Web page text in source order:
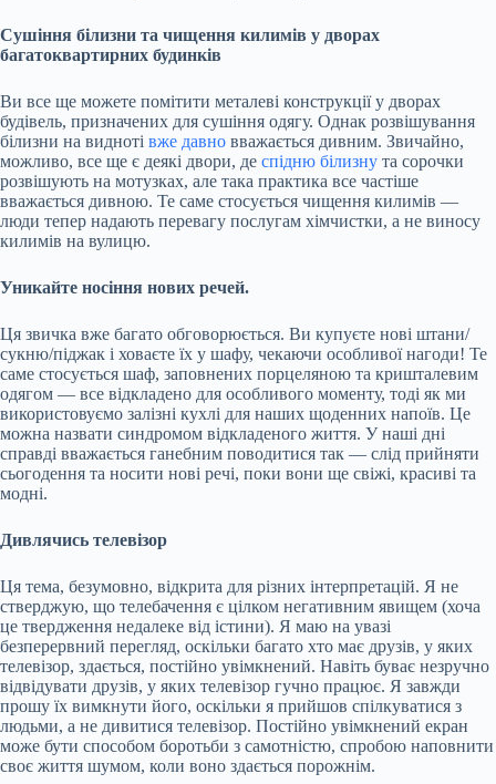
Сушіння білизни та чищення килимів у дворах
багатоквартирних будинків
Ви все ще можете помітити металеві конструкції у дворах
будівель, призначених для сушіння одягу. Однак розвішування
білизни на видноті вже давно вважається дивним. Звичайно,
можливо, все ще є деякі двори, де спідню білизну та сорочки
розвішують на мотузках, але така практика все частіше
вважається дивною. Те саме стосується чищення килимів —
люди тепер надають перевагу послугам хімчистки, а не виносу
килимів на вулицю.
Уникайте носіння нових речей.
Ця звичка вже багато обговорюється. Ви купуєте нові штани/
сукню/піджак і ховаєте їх у шафу, чекаючи особливої нагоди! Те
саме стосується шаф, заповнених порцеляною та кришталевим
одягом — все відкладено для особливого моменту, тоді як ми
використовуємо залізні кухлі для наших щоденних напоїв. Це
можна назвати синдромом відкладеного життя. У наші дні
справді вважається ганебним поводитися так — слід прийняти
сьогодення та носити нові речі, поки вони ще свіжі, красиві та
модні.
Дивлячись телевізор
Ця тема, безумовно, відкрита для різних інтерпретацій. Я не
стверджую, що телебачення є цілком негативним явищем (хоча
це твердження недалеке від істини). Я маю на увазі
безперервний перегляд, оскільки багато хто має друзів, у яких
телевізор, здається, постійно увімкнений. Навіть буває незручно
відвідувати друзів, у яких телевізор гучно працює. Я завжди
прошу їх вимкнути його, оскільки я прийшов спілкуватися з
людьми, а не дивитися телевізор. Постійно увімкнений екран
може бути способом боротьби з самотністю, спробою наповнити
своє життя шумом, коли воно здається порожнім.